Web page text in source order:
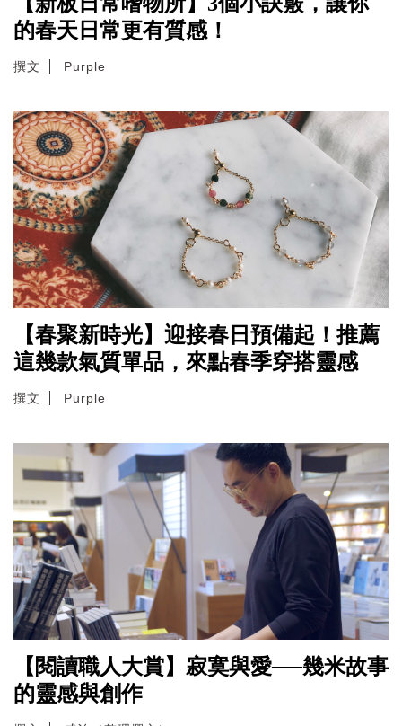
的春天日常更有質感！
撰文 Purple
【春聚新時光】迎接春日預備起！推薦
這幾款氣質單品，來點春季穿搭靈感
撰文 Purple
【閱讀職人大賞】寂寞與愛──幾米故事
的靈感與創作